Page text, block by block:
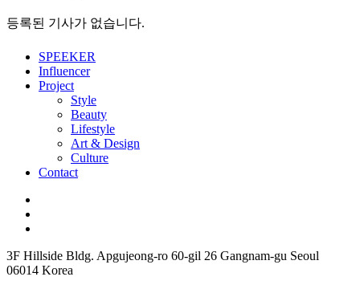
등록된 기사가 없습니다.
SPEEKER
Influencer
Project
Style
Beauty
Lifestyle
Art & Design
Culture
Contact
3F Hillside Bldg. Apgujeong-ro 60-gil 26 Gangnam-gu Seoul
06014 Korea